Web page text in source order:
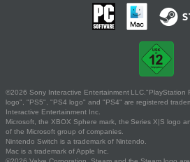
©2026 Sony Interactive Entertainment LLC."PlayStation
logo", "PS5", "PS4 logo" and "PS4" are registered
Interactive Entertainment Inc.
Microsoft, the XBOX Sphere mark, the Series X|S logo
of the Microsoft group of companies.
Nintendo Switch is a trademark of Nintendo.
Mac is a trademark of Apple Inc.